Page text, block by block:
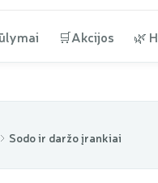
🛒Akcijos 🌿
Sodo ir daržo įrankiai